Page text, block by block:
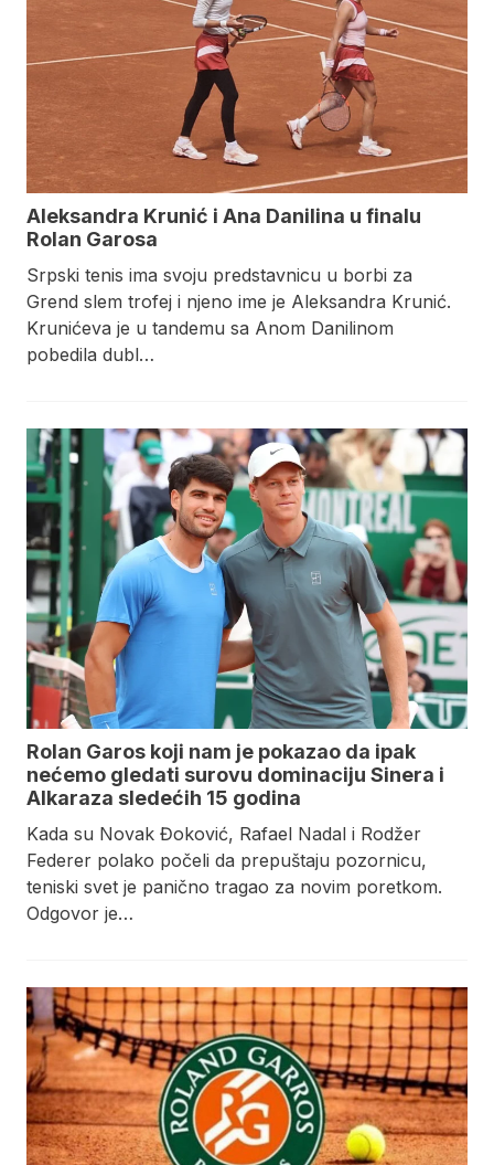
Aleksandra Krunić i Ana Danilina u finalu
Rolan Garosa
Srpski tenis ima svoju predstavnicu u borbi za
Grend slem trofej i njeno ime je Aleksandra Krunić.
Krunićeva je u tandemu sa Anom Danilinom
pobedila dubl…
Rolan Garos koji nam je pokazao da ipak
nećemo gledati surovu dominaciju Sinera i
Alkaraza sledećih 15 godina
Kada su Novak Đoković, Rafael Nadal i Rodžer
Federer polako počeli da prepuštaju pozornicu,
teniski svet je panično tragao za novim poretkom.
Odgovor je…